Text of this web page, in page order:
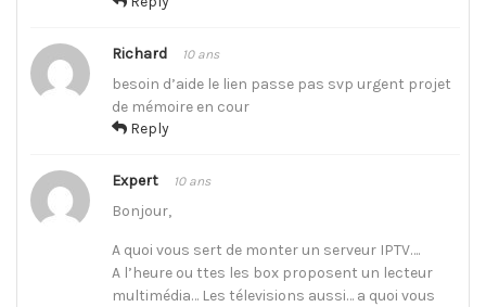
Richard 10 ans
besoin d’aide le lien passe pas svp urgent projet
de mémoire en cour
Reply
Expert 10 ans
Bonjour,
A quoi vous sert de monter un serveur IPTV….
A l’heure ou ttes les box proposent un lecteur
multimédia… Les télevisions aussi… a quoi vous